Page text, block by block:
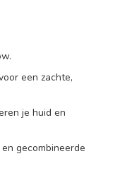
een zachte,
je huid en
gecombineerde